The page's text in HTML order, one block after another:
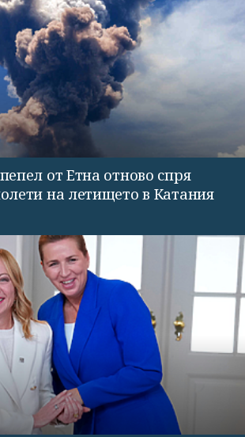
от Етна отново спря
на летището в Катания